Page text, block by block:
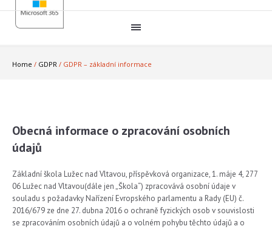
Home / GDPR / GDPR – základní informace
Obecná informace o zpracování osobních
údajů
Základní škola Lužec nad Vltavou, příspěvková organizace, 1. máje 4, 277
06 Lužec nad Vltavou(dále jen „Škola“) zpracovává osobní údaje v
souladu s požadavky Nařízení Evropského parlamentu a Rady (EU) č.
2016/679 ze dne 27. dubna 2016 o ochraně fyzických osob v souvislosti
se zpracováním osobních údajů a o volném pohybu těchto údajů a o